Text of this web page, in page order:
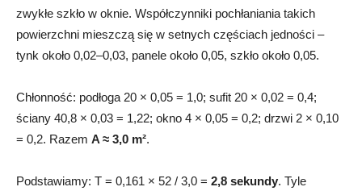
zwykłe szkło w oknie. Współczynniki pochłaniania takich
powierzchni mieszczą się w setnych częściach jedności –
tynk około 0,02–0,03, panele około 0,05, szkło około 0,05.
Chłonność: podłoga 20 × 0,05 = 1,0; sufit 20 × 0,02 = 0,4;
ściany 40,8 × 0,03 = 1,22; okno 4 × 0,05 = 0,2; drzwi 2 × 0,10
= 0,2. Razem A ≈ 3,0 m².
Podstawiamy: T = 0,161 × 52 / 3,0 = 2,8 sekundy. Tyle